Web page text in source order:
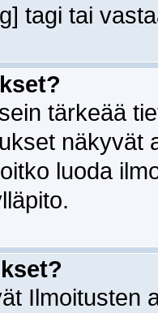
tagi tai
tärkeää
näkyvät
luoda
Ilmoitusten